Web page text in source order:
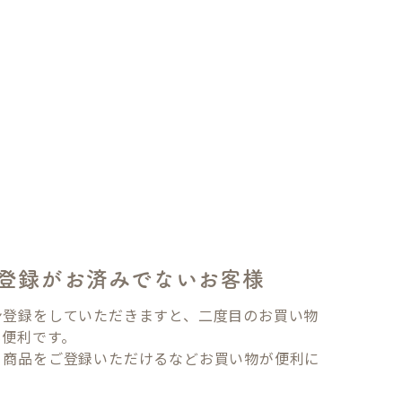
録がお済みでないお客様
録をしていただきますと、二度目のお買い物
利です。
品をご登録いただけるなどお買い物が便利に